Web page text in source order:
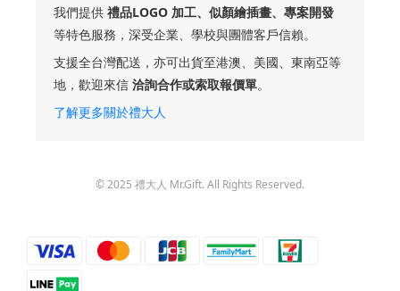
我們提供 禮品LOGO 加工、似顏繪插畫、專案開發
等特色服務，深受企業、學校與團體客戶信賴。
支援全台灣配送，亦可出貨至港澳、美國、東南亞等
地，歡迎來信 洽詢合作或索取報價單。
了解更多關於禮大人
© 2025 禮大人 Mr.Gift. All Rights Reserved.